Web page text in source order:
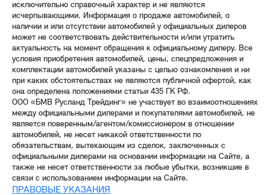
исключительно справочный характер и не являются
исчерпывающими. Информация о продаже автомобилей, о
наличии и или отсутствии автомобилей у официальных дилеров
может не соответствовать действительности и/или утратить
актуальность на момент обращения к официальному дилеру. Все
условия приобретения автомобилей, цены, спецпредложения и
комплектации автомобилей указаны с целью ознакомления и ни
при каких обстоятельствах не являются публичной офертой, как
она определена положениями статьи 435 ГК РФ.
ООО «БМВ Русланд Трейдинг» не участвует во взаимоотношениях
между официальными дилерами и покупателями автомобилей, не
является поверенным/агентом/комиссионером в отношении
автомобилей, не несет никакой ответственности по
обязательствам, вытекающим из сделок, заключенных с
официальными дилерами на основании информации на Сайте, а
также не несет ответственности за любые убытки, возникшие в
связи с использованием информации на Сайте.
ПРАВОВЫЕ УКАЗАНИЯ